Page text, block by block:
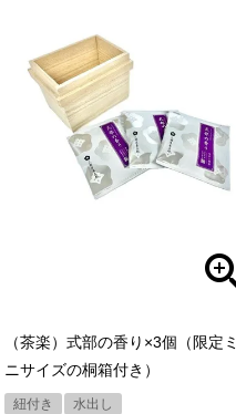
（茶楽）式部の香り×3個（限定ミ
ニサイズの桐箱付き）
紐付き 水出し